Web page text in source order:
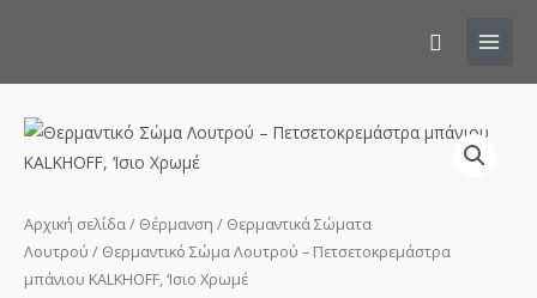
Αρχική σελίδα/ Θέρμανση / Θερμαντικά Σώματα
Λουτρού / Θερμαντικό Σώμα Λουτρού – Πετσετοκρεμάστρα
μπάνιου KALKHOFF, ‘Ισιο Χρωμέ
Price
€120.25
through
Θερμαντικό
Σώμα
–
Πετσετοκρεμάστρα
μπάνιου